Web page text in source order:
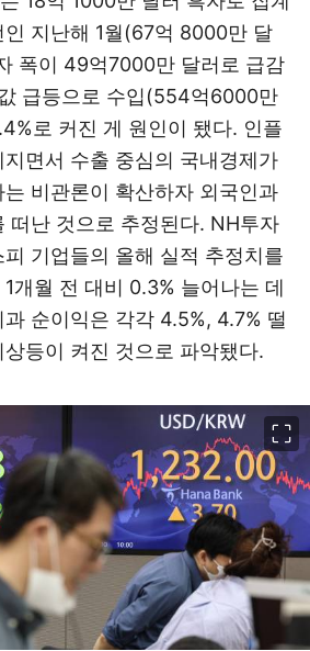
인 지난해 1월(67억 8000만 달
폭이 49억7000만 달러로 급감
급등으로 수입(554억6000만
로 커진 게 원인이 됐다. 인플
면서 수출 중심의 국내경제가
비관론이 확산하자 외국인과
떠난 것으로 추정된다. NH투자
기업들의 올해 실적 추정치를
개월 전 대비 0.3% 늘어나는 데
순이익은 각각 4.5%, 4.7% 떨
등이 켜진 것으로 파악됐다.